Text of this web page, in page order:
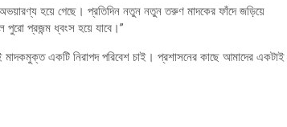
হয়ে গেছে। প্রতিদিন নতুন নতুন তরুণ মাদকের ফাঁদে জড়িয়ে
প্রজন্ম ধ্বংস হয়ে যাবে।”
মাদকমুক্ত একটি নিরাপদ পরিবেশ চাই। প্রশাসনের কাছে আমাদের একটাই